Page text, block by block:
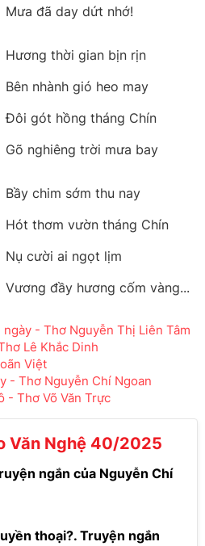
Mưa đã day dứt nhớ!
Hương thời gian bịn rịn
Bên nhành gió heo may
Đôi gót hồng tháng Chín
Gõ nghiêng trời mưa bay
Bầy chim sớm thu nay
Hót thơm vườn tháng Chín
Nụ cười ai ngọt lịm
Vương đầy hương cốm vàng...
- Thơ Nguyễn Thị Liên Tâm
Lê Khắc Dinh
Việt
- Thơ Nguyễn Chí Ngoan
- Thơ Võ Văn Trực
Văn Nghệ 40/2025
ngắn của Nguyễn Chí
thoại?. Truyện ngắn